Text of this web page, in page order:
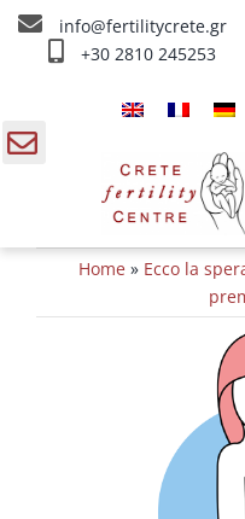
Skip
info@fertilitycrete.gr
+30 2810 245253
Chi siamo
Trattamenti d’infertilità
Ringiovanimento &
Home » Ecco la